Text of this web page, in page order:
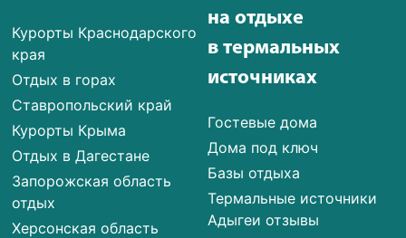
Курорты Краснодарского
края
Отдых в горах
Ставропольский край
Курорты Крыма
Отдых в Дагестане
Запорожская область
отдых
Херсонская область
на отдыхе
в термальных
источниках
Гостевые дома
Дома под ключ
Базы отдыха
Термальные источники
Адыгеи отзывы